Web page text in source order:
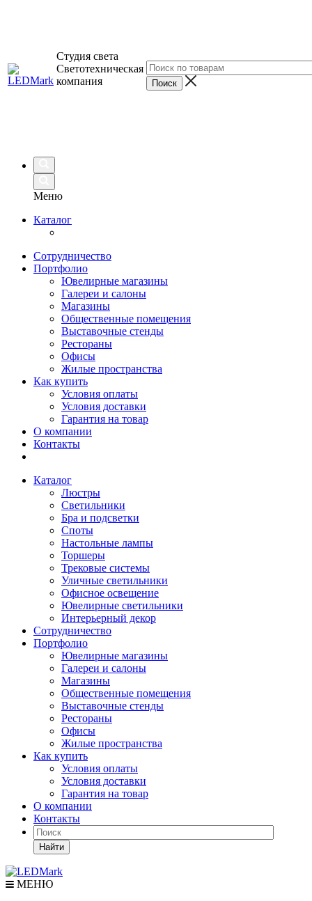
Студия света
Светотехническая
компания
Меню
Каталог
Сотрудничество
Портфолио
Ювелирные магазины
Галереи и салоны
Магазины
Общественные помещения
Выставочные стенды
Рестораны
Офисы
Жилые пространства
Как купить
Условия оплаты
Условия доставки
Гарантия на товар
О компании
Контакты
Каталог
Люстры
Светильники
Бра и подсветки
Споты
Настольные лампы
Торшеры
Трековые системы
Уличные светильники
Офисное освещение
Ювелирные светильники
Интерьерный декор
Сотрудничество
Портфолио
Ювелирные магазины
Галереи и салоны
Магазины
Общественные помещения
Выставочные стенды
Рестораны
Офисы
Жилые пространства
Как купить
Условия оплаты
Условия доставки
Гарантия на товар
О компании
Контакты
Найти
МЕНЮ